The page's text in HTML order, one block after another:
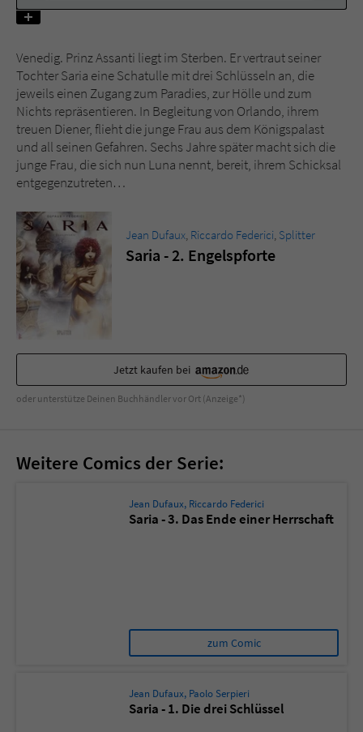
Venedig. Prinz Assanti liegt im Sterben. Er vertraut seiner
Tochter Saria eine Schatulle mit drei Schlüsseln an, die
jeweils einen Zugang zum Paradies, zur Hölle und zum
Nichts repräsentieren. In Begleitung von Orlando, ihrem
treuen Diener, flieht die junge Frau aus dem Königspalast
und all seinen Gefahren. Sechs Jahre später macht sich die
junge Frau, die sich nun Luna nennt, bereit, ihrem Schicksal
entgegenzutreten…
Jean Dufaux, Riccardo Federici, Splitter
Saria - 2. Engelspforte
Jetzt kaufen bei
oder unterstütze Deinen Buchhändler vor Ort (Anzeige*)
Weitere Comics der Serie:
Jean Dufaux, Riccardo Federici
Saria - 3. Das Ende einer Herrschaft
zum Comic
Jean Dufaux, Paolo Serpieri
Saria - 1. Die drei Schlüssel
Anbieter Literatur-Couch Medien GmbH & Co. KG
Laufzeit 1 Jahr
Zweck Cookie für Kommentare einzelner Buchtitel
Anbieter Literatur-Couch Medien GmbH & Co. KG
Laufzeit
Sicherheitscode des Kontaktformulars zu
überprüfen.